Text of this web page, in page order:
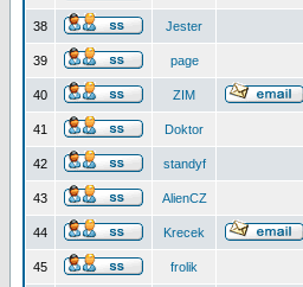
38 Jester
39 page
40 ZIM
41 Doktor
42 standyf
43 AlienCZ
44 Krecek
45 frolik